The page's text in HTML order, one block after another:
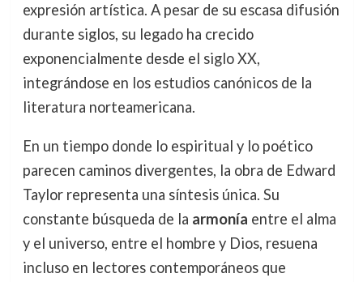
expresión artística. A pesar de su escasa difusión
durante siglos, su legado ha crecido
exponencialmente desde el siglo XX,
integrándose en los estudios canónicos de la
literatura norteamericana.
En un tiempo donde lo espiritual y lo poético
parecen caminos divergentes, la obra de Edward
Taylor representa una síntesis única. Su
constante búsqueda de la armonía entre el alma
y el universo, entre el hombre y Dios, resuena
incluso en lectores contemporáneos que